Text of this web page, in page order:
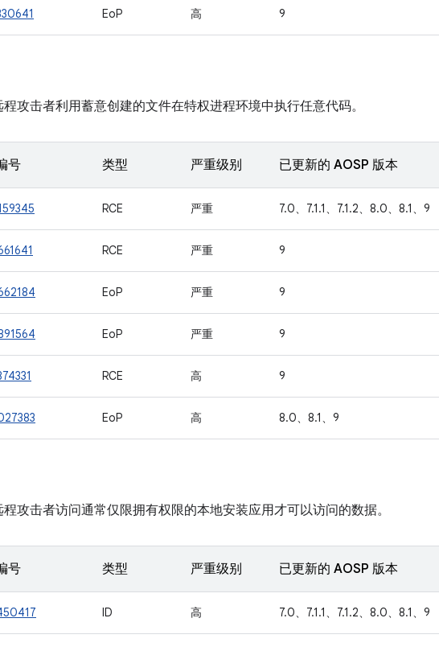
EoP 高 9
攻击者利用蓄意创建的文件在特权进程环境中执行任意代码。
号 类型 严重级别 已更新的 AOSP 版本
RCE 严重 7.0、7.1.1、7.1.2、8.0、8.1、9
RCE 严重 9
EoP 严重 9
EoP 严重 9
RCE 高 9
EoP 高 8.0、8.1、9
攻击者访问通常仅限拥有权限的本地安装应用才可以访问的数据。
号 类型 严重级别 已更新的 AOSP 版本
ID 高 7.0、7.1.1、7.1.2、8.0、8.1、9